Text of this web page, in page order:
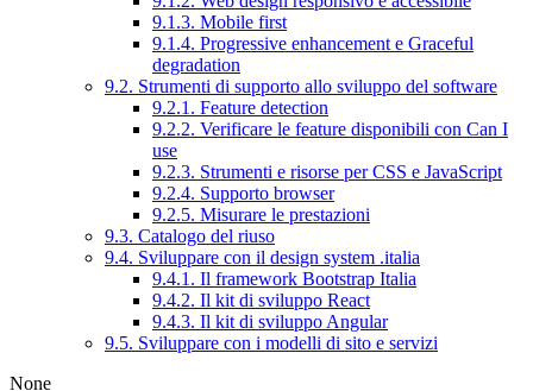
9.1.3. Mobile first
9.1.4. Progressive enhancement e Graceful
degradation
9.2. Strumenti di supporto allo sviluppo del software
9.2.1. Feature detection
9.2.2. Verificare le feature disponibili con Can I
use
9.2.3. Strumenti e risorse per CSS e JavaScript
9.2.4. Supporto browser
9.2.5. Misurare le prestazioni
9.3. Catalogo del riuso
9.4. Sviluppare con il design system .italia
9.4.1. Il framework Bootstrap Italia
9.4.2. Il kit di sviluppo React
9.4.3. Il kit di sviluppo Angular
9.5. Sviluppare con i modelli di sito e servizi
None